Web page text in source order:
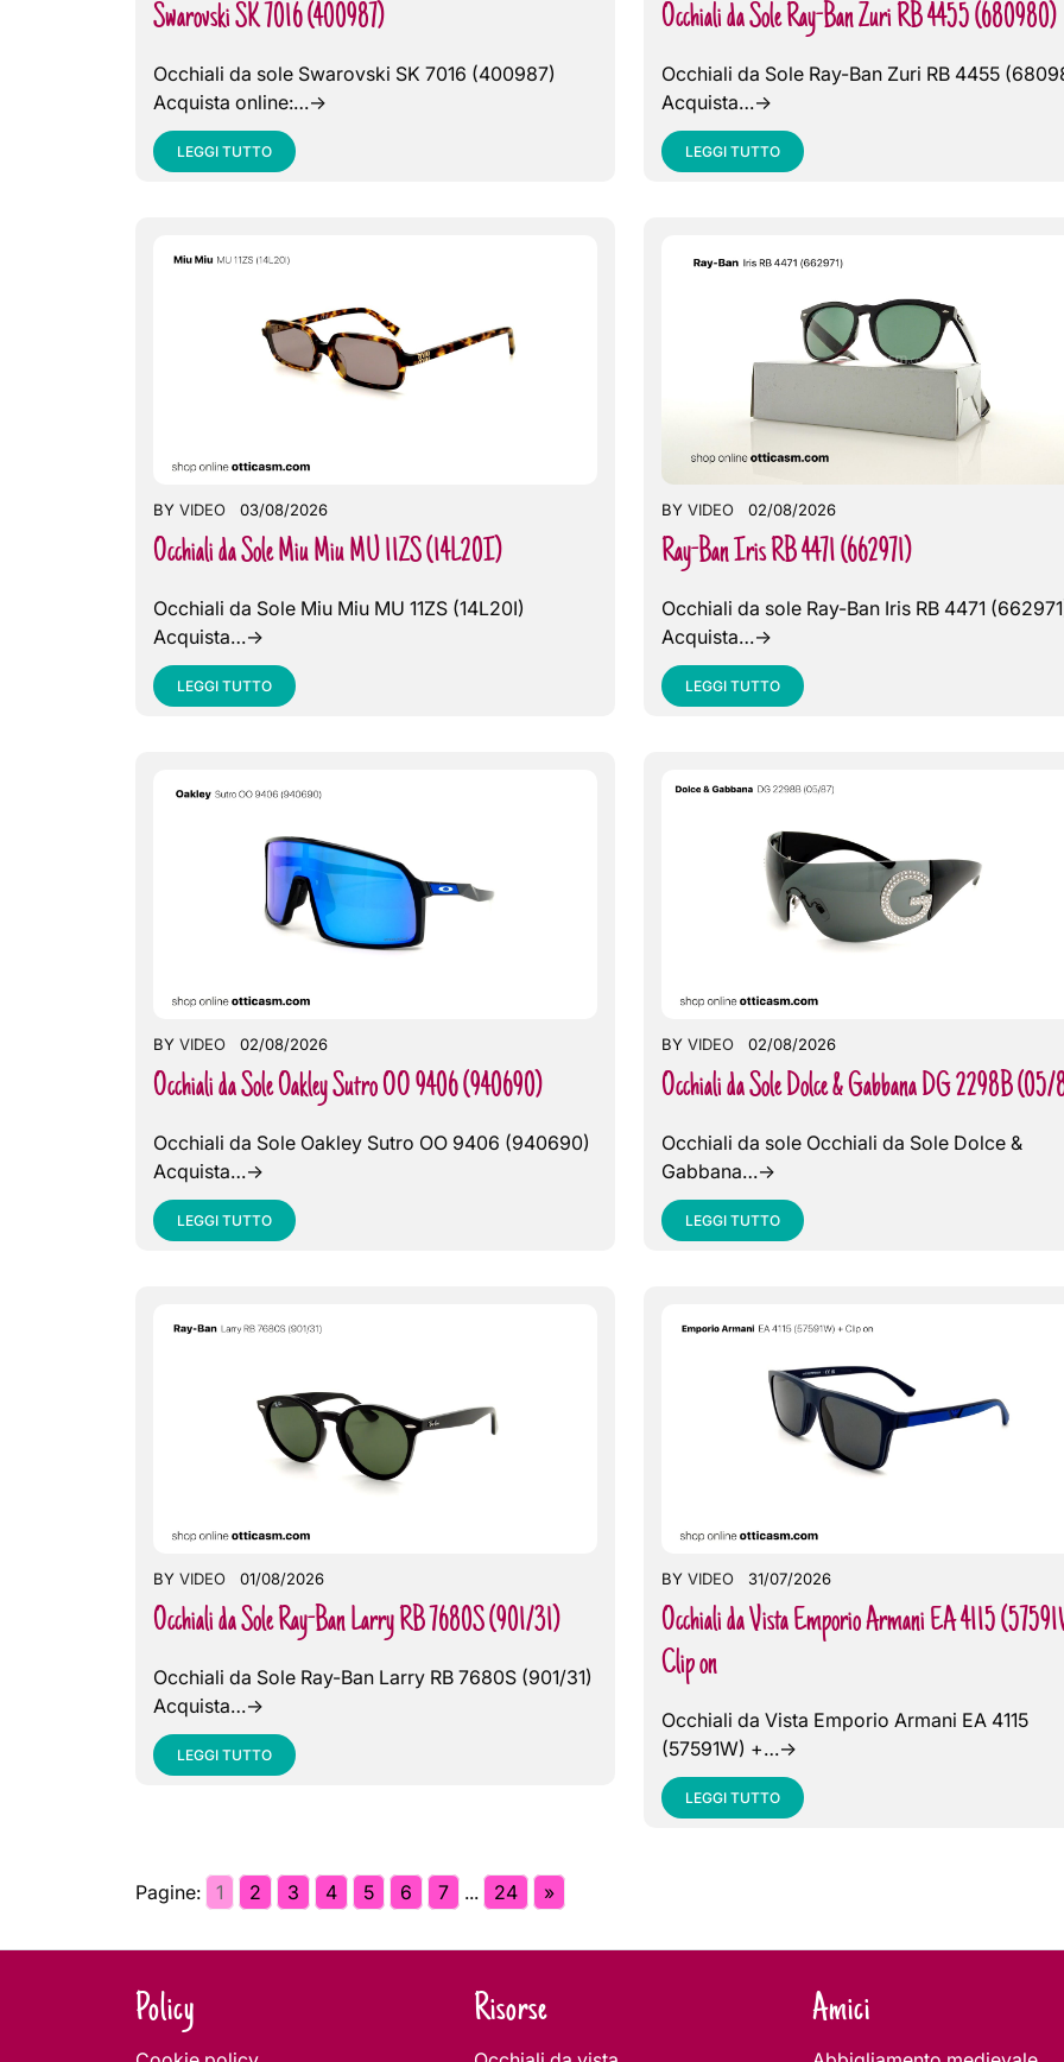
Swarovski SK 7016 (400987)
Occhiali da sole Swarovski SK 7016 (400987)
Acquista online:…->
LEGGI TUTTO
Occhiali da Sole Ray-Ban Zuri RB 4455 (680980)
Occhiali da Sole Ray-Ban Zuri RB 4455
Acquista…->
LEGGI TUTTO
BY VIDEO 03/08/2026
Occhiali da Sole Miu Miu MU 11ZS (14L20I)
Occhiali da Sole Miu Miu MU 11ZS (14L20I)
Acquista…->
LEGGI TUTTO
BY VIDEO 02/08/2026
Ray-Ban Iris RB 4471 (662971)
Occhiali da sole Ray-Ban Iris RB 4471
Acquista…->
LEGGI TUTTO
BY VIDEO 02/08/2026
Occhiali da Sole Oakley Sutro OO 9406 (940690)
Occhiali da Sole Oakley Sutro OO 9406 (940690)
Acquista…->
LEGGI TUTTO
BY VIDEO 02/08/2026
Occhiali da Sole Dolce & Gabbana DG 2298B (05/
Occhiali da sole Occhiali da Sole Dolce &
Gabbana…->
LEGGI TUTTO
BY VIDEO 01/08/2026
Occhiali da Sole Ray-Ban Larry RB 7680S (901/31)
Occhiali da Sole Ray-Ban Larry RB 7680S (901/31)
Acquista…->
LEGGI TUTTO
BY VIDEO 31/07/2026
Occhiali da Vista Emporio Armani EA 4115
Clip on
Occhiali da Vista Emporio Armani EA 4115
(57591W) +…->
LEGGI TUTTO
Pagine: 1 2 3 4 5 6 7 ... 24 »
Navigazione
articoli
Policy Risorse Amici